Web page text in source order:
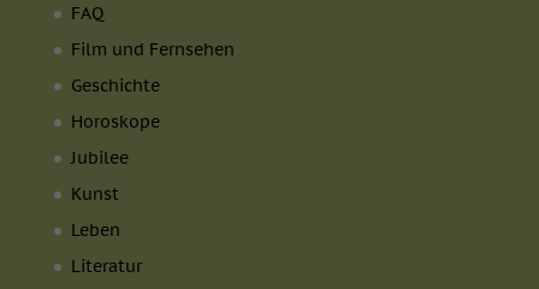
FAQ
Film und Fernsehen
Geschichte
Horoskope
Jubilee
Kunst
Leben
Literatur